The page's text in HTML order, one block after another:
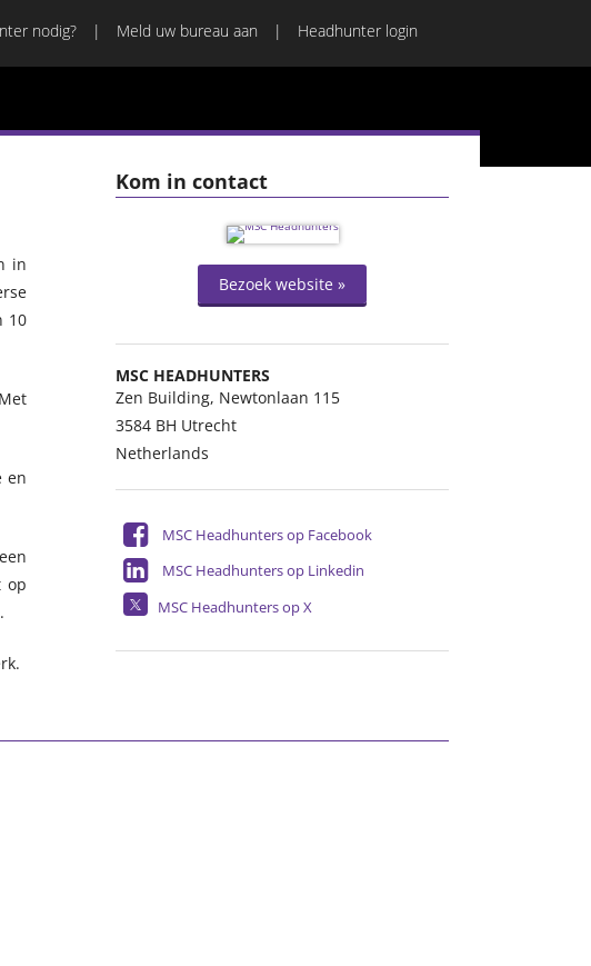
nodig? Meld uw bureau aan Headhunter login
Kom in contact
Bezoek website »
MSC HEADHUNTERS
Zen Building, Newtonlaan 115
3584 BH Utrecht
Netherlands
MSC Headhunters op Facebook
MSC Headhunters op Linkedin
MSC Headhunters op X
in
10
en
op